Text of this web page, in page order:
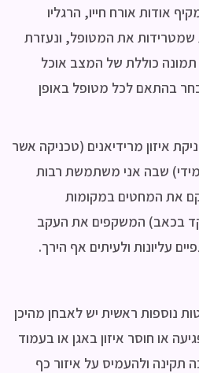
אודות אורח חייו, הרגליו
שמטרידות את המטופל, ונעזרת
תמונה כוללת של המצב אוכל
בהתאם לכל מטופל באופן
איזון מרידיאנים (טכניקה אשר
שבה אני משתמשת רבות
את המחטים במקומות
בכאב) המשקפים את העקב
עליונות ולעיתים אף הירך.
נוספות ראשית יש לאבחן מהיכן
או חוסר איזון באגן או בעמוד
תקינה ולהעמיס על איזור כף